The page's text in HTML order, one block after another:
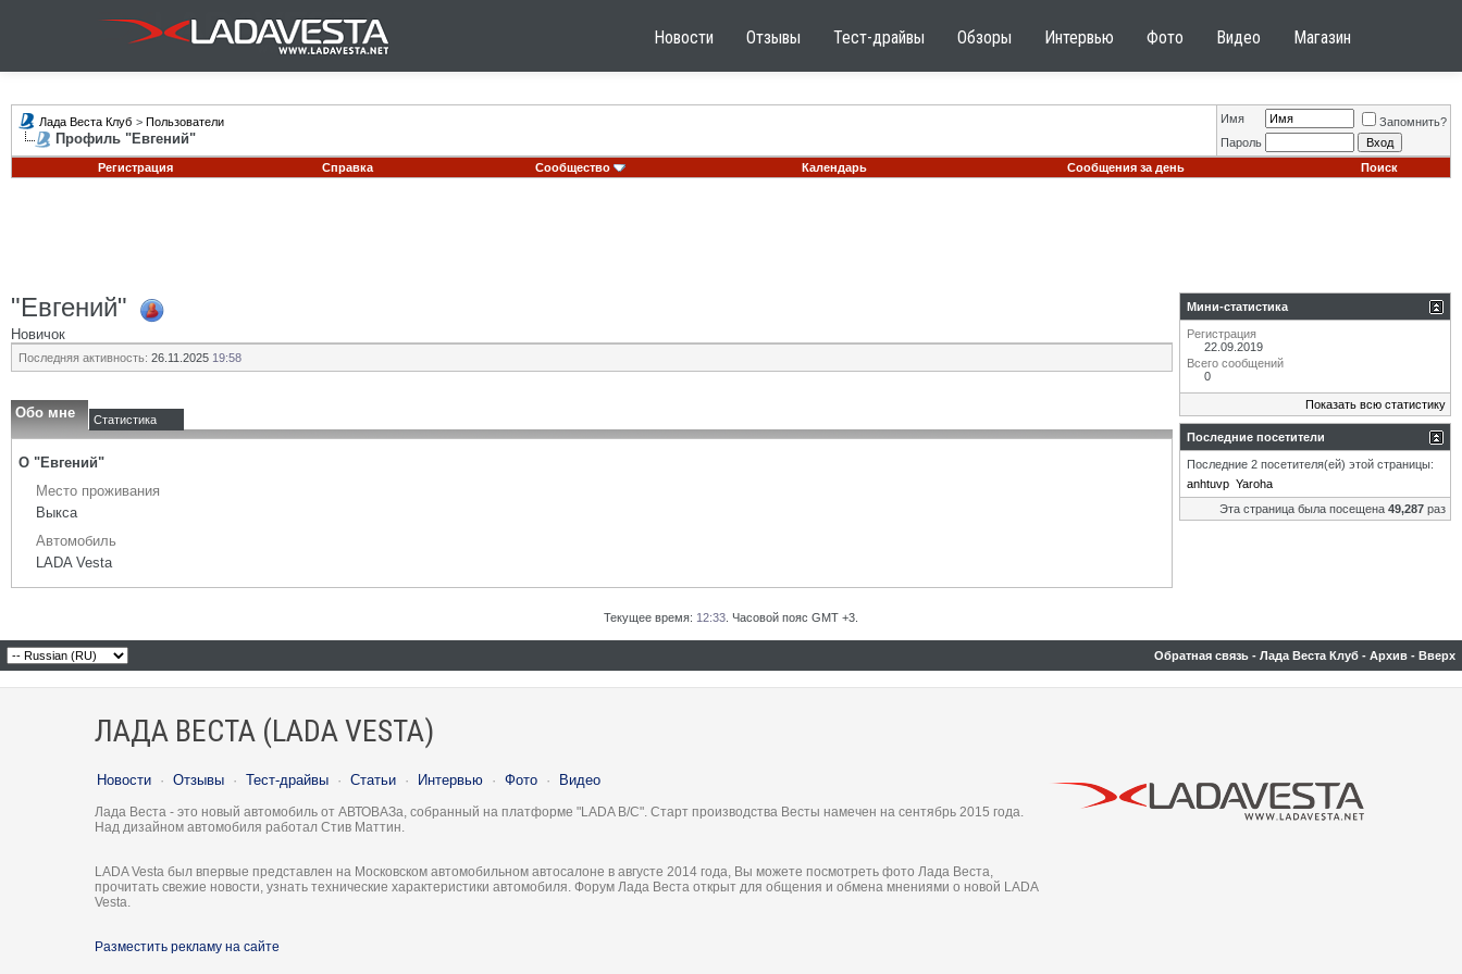
Новости Отзывы Тест-драйвы Обзоры Интервью Фото Видео Магазин
Лада Веста Клуб > Пользователи
Профиль "Евгений"
Имя
Запомнить?
Пароль
Регистрация
Справка Сообщество Календарь Сообщения за день Поиск
"Евгений"
Новичок
Последняя активность: 26.11.2025 19:58
Обо мне Статистика
О "Евгений"
Место проживания
Выкса
Автомобиль
LADA Vesta
Мини-статистика
Регистрация
22.09.2019
Всего сообщений
0
Показать всю статистику
Последние посетители
Последние 2 посетителя(ей) этой страницы:
anhtuvp Yaroha
Эта страница была посещена 49,287 раз
Текущее время: 12:33 . Часовой пояс GMT +3.
Обратная связь - Лада Веста Клуб - Архив - Вверх
ЛАДА ВЕСТА (LADA VESTA)
Новости · Отзывы · Тест-драйвы · Статьи · Интервью · Фото · Видео
Лада Веста - это новый автомобиль от АВТОВАЗа, собранный на платформе "LADA B/C". Старт производства Весты намечен на сентябрь 2015 года.
Над дизайном автомобиля работал Стив Маттин.
LADA Vesta был впервые представлен на Московском автомобильном автосалоне в августе 2014 года, Вы можете посмотреть фото Лада Веста,
прочитать свежие новости, узнать технические характеристики автомобиля. Форум Лада Веста открыт для общения и обмена мнениями о новой LADA
Vesta.
Разместить рекламу на сайте